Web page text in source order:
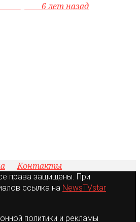
6 лет назад
Контакты
права защищены. При
ссылка на NewsTVstar
политики и рекламы